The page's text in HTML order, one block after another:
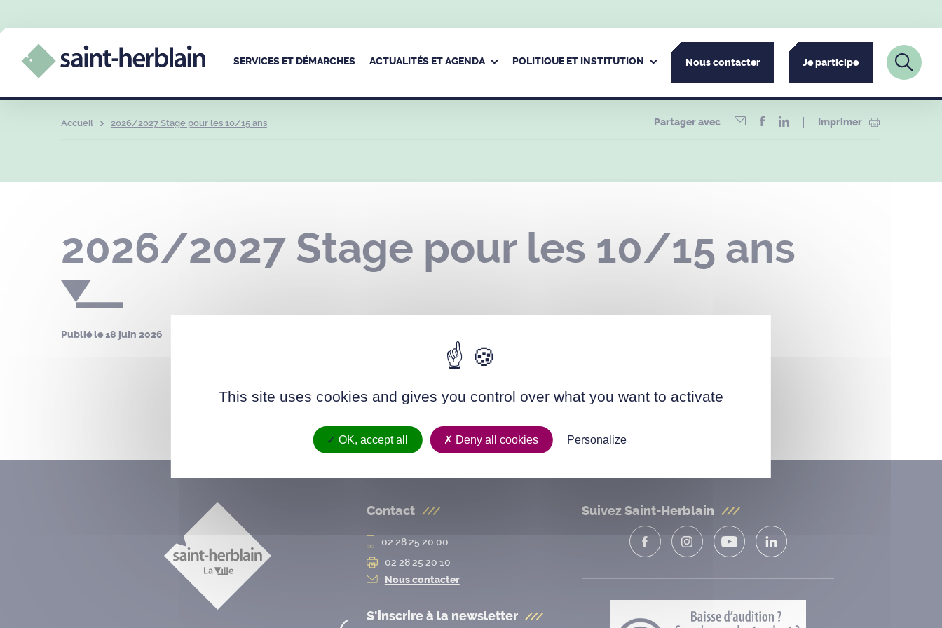
SERVICES ET DÉMARCHES ACTUALITÉS ET AGENDA POLITIQUE ET INSTITUTION Nous contacter Je participe
Accueil 2026/2027 Stage pour les 10/15 ans Partager avec Imprimer
2026/2027 Stage pour les 10/15 ans
Publié le18 juin 2026
Contact
02 28 25 20 00
02 28 25 20 10
Nous contacter
S'inscrire à la newsletter
Suivez Saint-Herblain
This site uses cookies and gives you control over what you want to activate
OK, accept all Deny all cookies Personalize